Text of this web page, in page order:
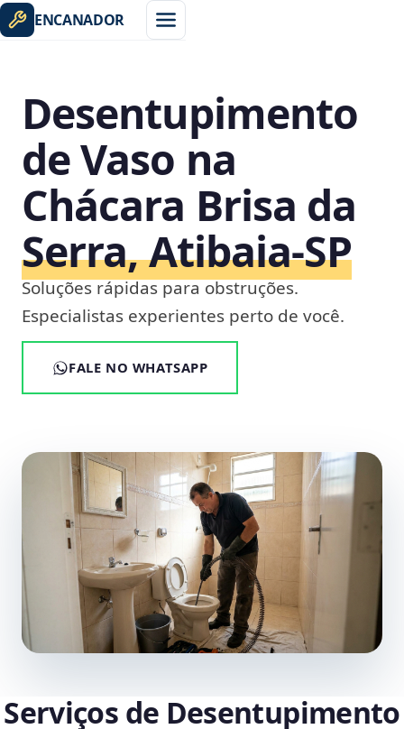
ENCANADOR
Desentupimento
de Vaso na
Chácara Brisa da
Serra, Atibaia‑SP
Soluções rápidas para obstruções.
Especialistas experientes perto de você.
FALE NO WHATSAPP
Serviços de Desentupimento